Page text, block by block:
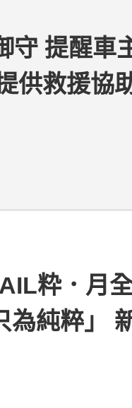
守 提醒車
供救援協
粋．月
為純粹」